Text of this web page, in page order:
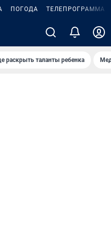
ПОГОДА ТЕЛЕПРОГРАММА
раскрыть таланты ребенка